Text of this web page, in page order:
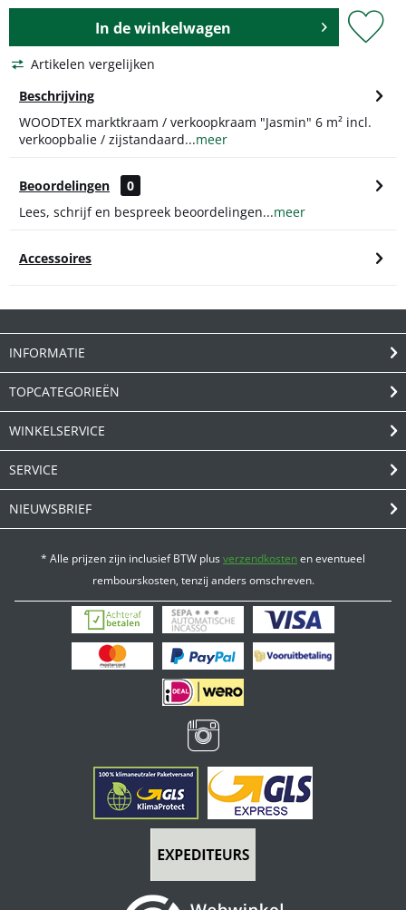
In dewinkelwagen
Artikelen vergelijken
Beschrijving
WOODTEX marktkraam / verkoopkraam "Jasmin" 6 m² incl.
verkoopbalie / zijstandaard...meer
Beoordelingen
0
Lees, schrijf en bespreek beoordelingen...meer
Accessoires
INFORMATIE
TOPCATEGORIEËN
WINKELSERVICE
SERVICE
NIEUWSBRIEF
* Alle prijzen zijn inclusief BTW plusverzendkostenen eventueel
rembourskosten, tenzij anders omschreven.